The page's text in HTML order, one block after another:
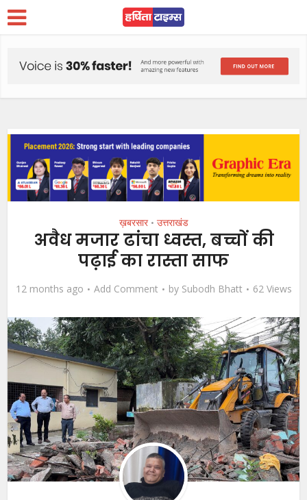
ख़बरसार • उत्तराखंड
अवैध मजार ढांचा ध्वस्त, बच्चों की
पढ़ाई का रास्ता साफ
12 months ago Add Comment by Subodh Bhatt 62 Views